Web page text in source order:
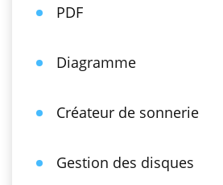
PDF
Diagramme
Créateur de sonnerie
Gestion des disques